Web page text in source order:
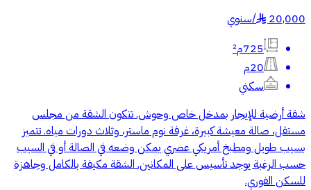
20,000
§
/سنوي
725م²
20م
سكني
شقة أرضية للإيجار بمدخل خاص وحوش. تتكون الشقة من مجلس
مستقل، صالة معيشة كبيرة، غرفة نوم ماستر، وثلاث دورات مياه. تتميز
بسيب طويل ومطبخ أمريكي عصري يمكن وضعه في الصالة أو في السيب
حسب الرغبة يوجد تأسيس على المكانين. الشقة مكيفة بالكامل وجاهزة
للسكن الفوري.